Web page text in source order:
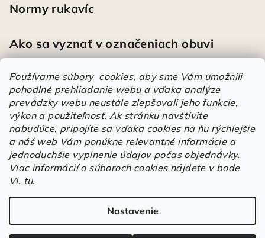
Používame súbory cookies, aby sme Vám umožnili
pohodlné prehliadanie webu a vďaka analýze
prevádzky webu neustále zlepšovali jeho funkcie,
výkon a použiteľnosť. Ak stránku navštívite
nabudúce, pripojíte sa vďaka cookies na ňu rýchlejšie
a náš web Vám ponúkne relevantné informácie a
jednoduchšie vyplnenie údajov počas objednávky.
Viac informácií o súboroch cookies nájdete v bode
VI. tu.
Nastavenie
Normy rukavíc
Ako sa vyznať v označeniach obuvi
Heureka
Športové pracovné poltopánky PRESTIGE CLASSIC biele
Hodnotenie produktu je 5 z 5 hviezdičiek.
| Mária
Á
u
e
Elstrote®. Všetky práva vyhradené.
nastavenie cookies